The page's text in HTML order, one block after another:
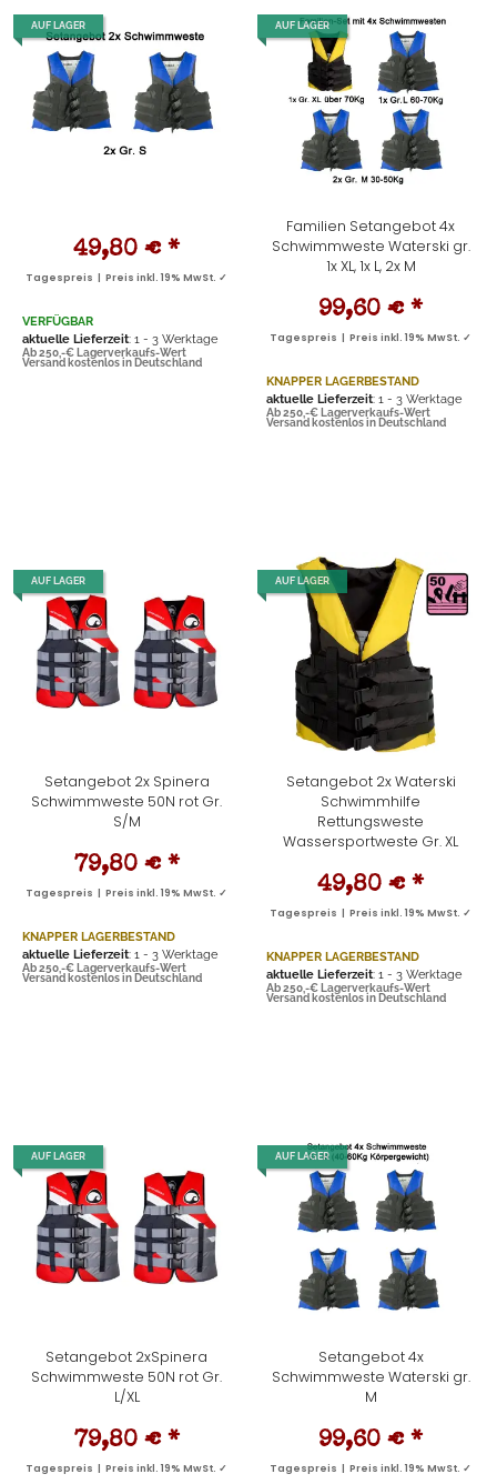
AUF LAGER
49,80 € *
Tagespreis | Preis inkl. 19% MwSt. ✓
VERFÜGBAR
aktuelle Lieferzeit: 1 - 3 Werktage
Ab 250,-€ Lagerverkaufs-Wert
Versand kostenlos in Deutschland
AUF LAGER
Familien Setangebot 4x
Schwimmweste Waterski gr.
1x XL, 1x L, 2x M
99,60 € *
Tagespreis | Preis inkl. 19% MwSt. ✓
KNAPPER LAGERBESTAND
aktuelle Lieferzeit: 1 - 3 Werktage
Ab 250,-€ Lagerverkaufs-Wert
Versand kostenlos in Deutschland
AUF LAGER
Setangebot 2x Spinera
Schwimmweste 50N rot Gr.
S/M
79,80 € *
Tagespreis | Preis inkl. 19% MwSt. ✓
KNAPPER LAGERBESTAND
aktuelle Lieferzeit: 1 - 3 Werktage
Ab 250,-€ Lagerverkaufs-Wert
Versand kostenlos in Deutschland
AUF LAGER
Setangebot 2x Waterski
Schwimmhilfe
Rettungsweste
Wassersportweste Gr. XL
49,80 € *
Tagespreis | Preis inkl. 19% MwSt. ✓
KNAPPER LAGERBESTAND
aktuelle Lieferzeit: 1 - 3 Werktage
Ab 250,-€ Lagerverkaufs-Wert
Versand kostenlos in Deutschland
AUF LAGER
Setangebot 2xSpinera
Schwimmweste 50N rot Gr.
L/XL
79,80 € *
Tagespreis | Preis inkl. 19% MwSt. ✓
AUF LAGER
Setangebot 4x
Schwimmweste Waterski gr.
M
99,60 € *
Tagespreis | Preis inkl. 19% MwSt. ✓